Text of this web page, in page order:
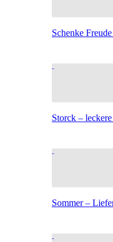
Schenke
Storck –
Sommer –